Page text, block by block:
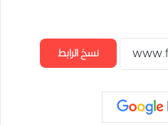
نسخ الرابط